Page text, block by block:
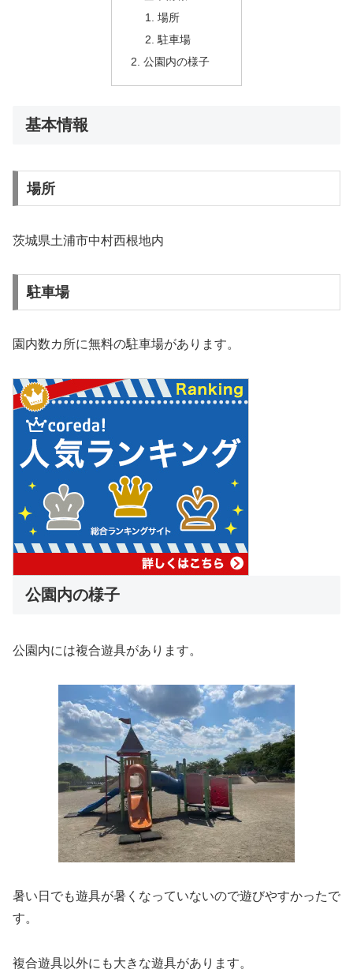
場所
駐車場
公園内の様子
基本情報
場所
茨城県土浦市中村西根地内
駐車場
園内数カ所に無料の駐車場があります。
公園内の様子
公園内には複合遊具があります。
暑い日でも遊具が暑くなっていないので遊びやすかったで
す。
複合遊具以外にも大きな遊具があります。